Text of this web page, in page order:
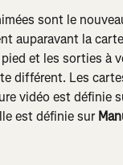
sont le
auparavant la
et les sorties
différent. Les
vidéo est définie
est définie sur